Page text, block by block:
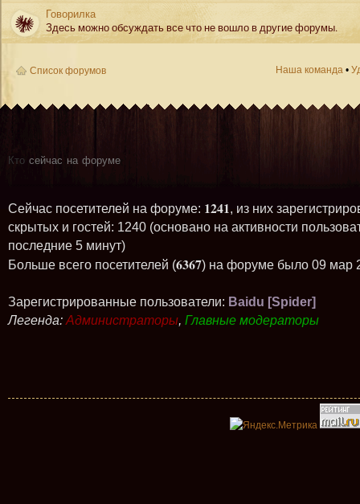
Говорилка
Здесь можно обсуждать все что не вошло в другие форумы.
Список форумов Наша команда •
Кто сейчас на форуме
Сейчас посетителей на форуме: 1241, из них
скрытых и гостей: 1240 (основано на активности
последние 5 минут)
Больше всего посетителей (6367) на форуме было 09 мар
Зарегистрированные пользователи: Baidu [Spider]
Легенда: Администраторы, Главные модераторы